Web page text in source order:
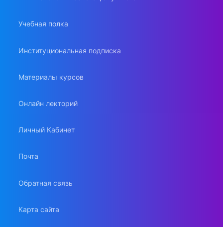
Учебная полка
Институциональная подписка
Материалы курсов
Онлайн лекторий
Личный Кабинет
Почта
Обратная связь
Карта сайта